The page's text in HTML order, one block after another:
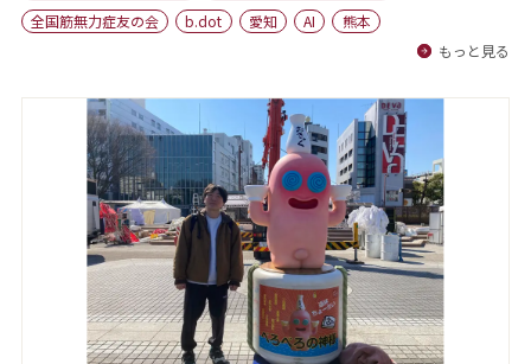
会社概要
全国筋無力症友の会
b.dot 愛知 AI
熊本
もっと見る